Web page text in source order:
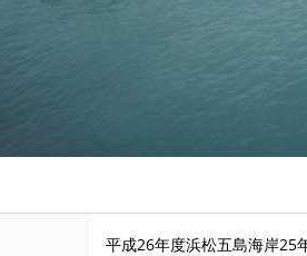
平成26年度浜松五島海岸25